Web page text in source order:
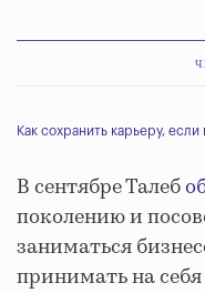
Как сохранить карьеру,
В сентябре Талеб
поколению и
заниматься
принимать на